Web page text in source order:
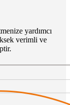
yardımcı
verimli ve